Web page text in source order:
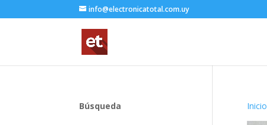
info@electronicatotal.com.uy
Inicio
Búsqueda